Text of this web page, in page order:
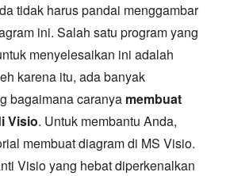
tidak harus pandai menggambar
ini. Salah satu program yang
menyelesaikan ini adalah
karena itu, ada banyak
bagaimana caranya membuat
Visio. Untuk membantu Anda,
membuat diagram di MS Visio.
Visio yang hebat diperkenalkan